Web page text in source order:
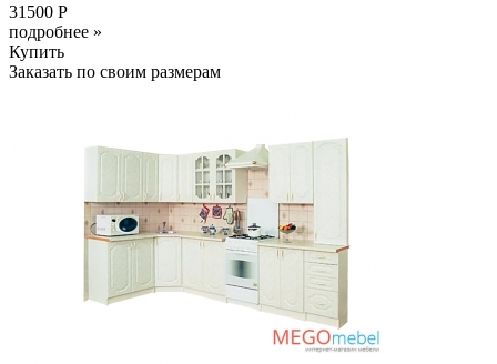
31500 Р
подробнее »
Купить
Заказать по своим размерам